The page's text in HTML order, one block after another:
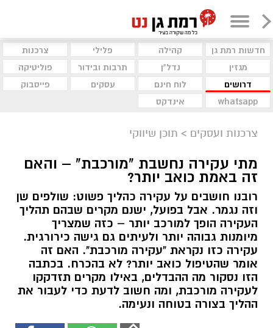
חדשות רמת גן קהילה פלילי
צרכנות
מגזין
נדל"ן תרבות ובידור
פוליטיקה
דרושים
לוח חינם עסקים
פייסבוק
whatsapp
אינדקס
צרכנות ועסקים > תוכן שיווקי
מתי עקירה נחשבת "מורכבת" – והאם
זה באמת כואב יותר?
רובנו חושבים על עקירה כהליך פשוט: שולפים שן
וזה נגמר. אבל בפועל, ישנם מקרים שבהם תהליך
העקירה הופך למורכב יותר – כזה שמצריך
מיומנות גבוהה יותר ולעיתים גם גישה כירורגית.
עקירה כזו נקראת "עקירה מורכבת". האם זה
אומר שהטיפול כואב יותר? לא בהכרח. בכתבה
הזו נסקור מה ההבדלים, באילו מקרים תזדקקו
לעקירה מורכבת, ומה חשוב לדעת כדי לעבור את
ההליך בצורה בטוחה ונעימה.